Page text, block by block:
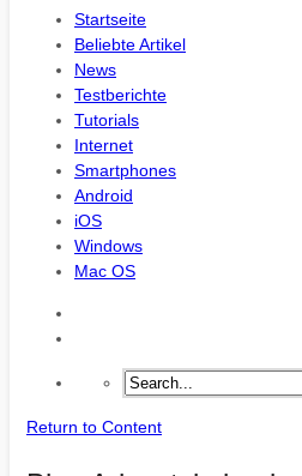
Startseite
Beliebte Artikel
News
Testberichte
Tutorials
Internet
Smartphones
Android
iOS
Windows
Mac OS
Return to Content